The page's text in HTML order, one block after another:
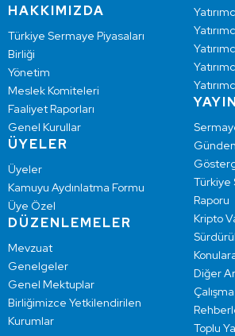
HAKKIMIZDA
Türkiye Sermaye Piyasaları
Birliği
Yönetim
Meslek Komiteleri
Faaliyet Raporları
Genel Kurullar
ÜYELER
Üyeler
Kamuyu Aydınlatma Formu
Üye Özel
DÜZENLEMELER
Mevzuat
Genelgeler
Genel Mektuplar
Birliğimizce Yetkilendirilen
Kurumlar
Türkiye
Raporu
Kripto
Diğer
Toplu